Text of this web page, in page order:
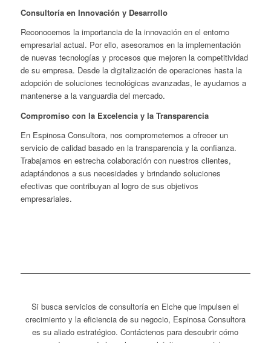
Consultoría en Innovación y Desarrollo
Reconocemos la importancia de la innovación en el entorno
empresarial actual. Por ello, asesoramos en la implementación
de nuevas tecnologías y procesos que mejoren la competitividad
de su empresa. Desde la digitalización de operaciones hasta la
adopción de soluciones tecnológicas avanzadas, le ayudamos a
mantenerse a la vanguardia del mercado.
Compromiso con la Excelencia y la Transparencia
En Espinosa Consultora, nos comprometemos a ofrecer un
servicio de calidad basado en la transparencia y la confianza.
Trabajamos en estrecha colaboración con nuestros clientes,
adaptándonos a sus necesidades y brindando soluciones
efectivas que contribuyan al logro de sus objetivos
empresariales.
Si busca servicios de consultoría en Elche que impulsen el
crecimiento y la eficiencia de su negocio, Espinosa Consultora
es su aliado estratégico. Contáctenos para descubrir cómo